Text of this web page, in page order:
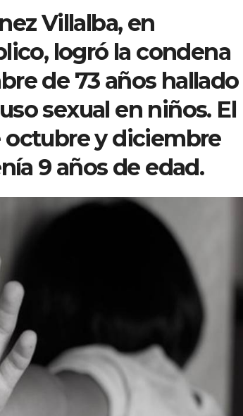
Villalba, en
logró la condena
de 73 años hallado
sexual en niños. El
octubre y diciembre
9 años de edad.